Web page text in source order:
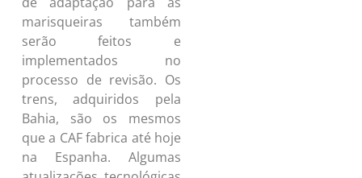
marisqueiras também
serão feitos e
implementados no
processo de revisão. Os
trens, adquiridos pela
Bahia, são os mesmos
que a CAF fabrica até hoje
na Espanha. Algumas